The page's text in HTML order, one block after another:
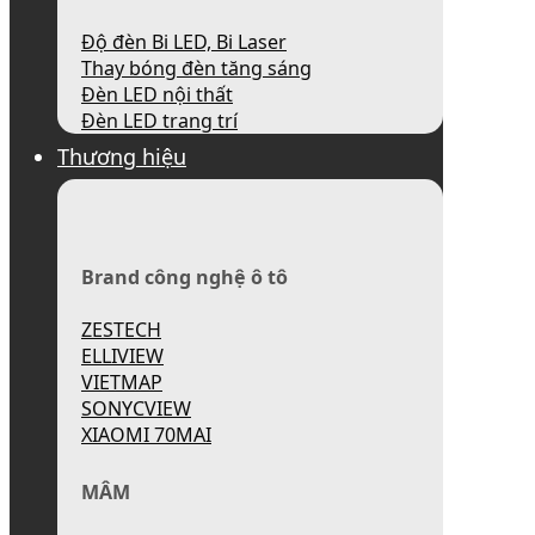
Độ đèn Bi LED, Bi Laser
Thay bóng đèn tăng sáng
Đèn LED nội thất
Đèn LED trang trí
Thương hiệu
Brand công nghệ ô tô
ZESTECH
ELLIVIEW
VIETMAP
SONYCVIEW
XIAOMI 70MAI
MÂM